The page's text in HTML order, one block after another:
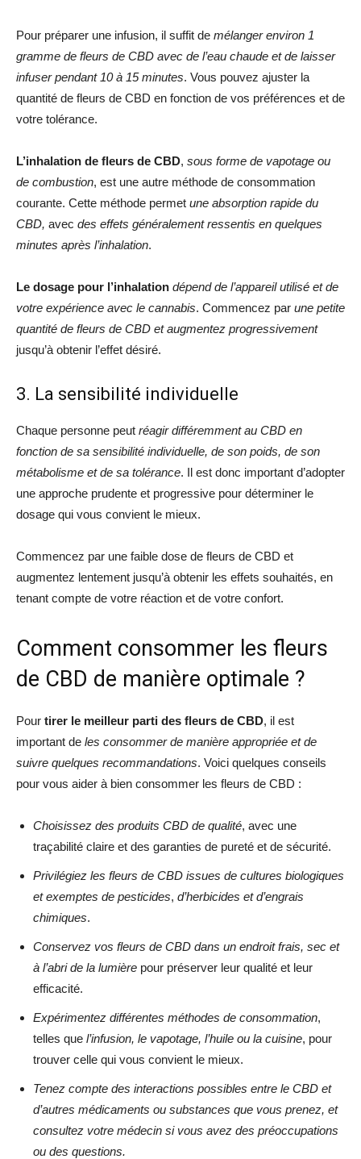
Pour préparer une infusion, il suffit de mélanger environ 1
gramme de fleurs de CBD avec de l’eau chaude et de laisser
infuser pendant 10 à 15 minutes. Vous pouvez ajuster la
quantité de fleurs de CBD en fonction de vos préférences et de
votre tolérance.
L’inhalation de fleurs de CBD, sous forme de vapotage ou
de combustion, est une autre méthode de consommation
courante. Cette méthode permet une absorption rapide du
CBD, avec des effets généralement ressentis en quelques
minutes après l’inhalation.
Le dosage pour l’inhalation dépend de l’appareil utilisé et de
votre expérience avec le cannabis. Commencez par une petite
quantité de fleurs de CBD et augmentez progressivement
jusqu’à obtenir l’effet désiré.
3. La sensibilité individuelle
Chaque personne peut réagir différemment au CBD en
fonction de sa sensibilité individuelle, de son poids, de son
métabolisme et de sa tolérance. Il est donc important d’adopter
une approche prudente et progressive pour déterminer le
dosage qui vous convient le mieux.
Commencez par une faible dose de fleurs de CBD et
augmentez lentement jusqu’à obtenir les effets souhaités, en
tenant compte de votre réaction et de votre confort.
Comment consommer les fleurs
de CBD de manière optimale ?
Pour tirer le meilleur parti des fleurs de CBD, il est
important de les consommer de manière appropriée et de
suivre quelques recommandations. Voici quelques conseils
pour vous aider à bien consommer les fleurs de CBD :
Choisissez des produits CBD de qualité, avec une
traçabilité claire et des garanties de pureté et de sécurité.
Privilégiez les fleurs de CBD issues de cultures biologiques
et exemptes de pesticides, d’herbicides et d’engrais
chimiques.
Conservez vos fleurs de CBD dans un endroit frais, sec et
à l’abri de la lumière pour préserver leur qualité et leur
efficacité.
Expérimentez différentes méthodes de consommation,
telles que l’infusion, le vapotage, l’huile ou la cuisine, pour
trouver celle qui vous convient le mieux.
Tenez compte des interactions possibles entre le CBD et
d’autres médicaments ou substances que vous prenez, et
consultez votre médecin si vous avez des préoccupations
ou des questions.